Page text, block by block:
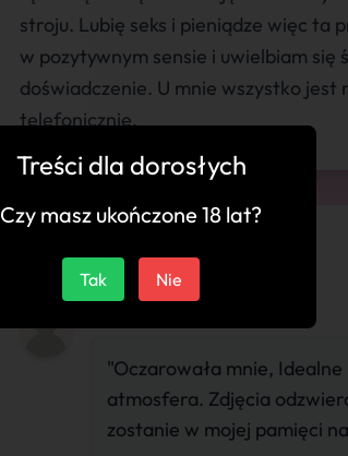
stroju. Lubię seks i pieniądze więc ta
w pozytywnym sensie i uwielbiam się
doświadczenie. U mnie wszystko
telefonicznie.
💬 Komentarze
"Oczarowała mnie,
atmosfera. Zdjęcia
zostanie w mojej pamięci
Treści dla dorosłych
Czy masz ukończone 18 lat?
Tak Nie